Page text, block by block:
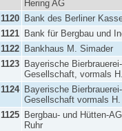
Hering AG
1120
Bank des Berliner
1121
Bank für Bergbau und
1122
Bankhaus M. Simader
1123
Bayerische Bierbrauerei-
Gesellschaft, vormals
1124
Bayerische Bierbrauerei-
Gesellschaft vormals
1125
Bergbau- und Hütten-
Ruhr